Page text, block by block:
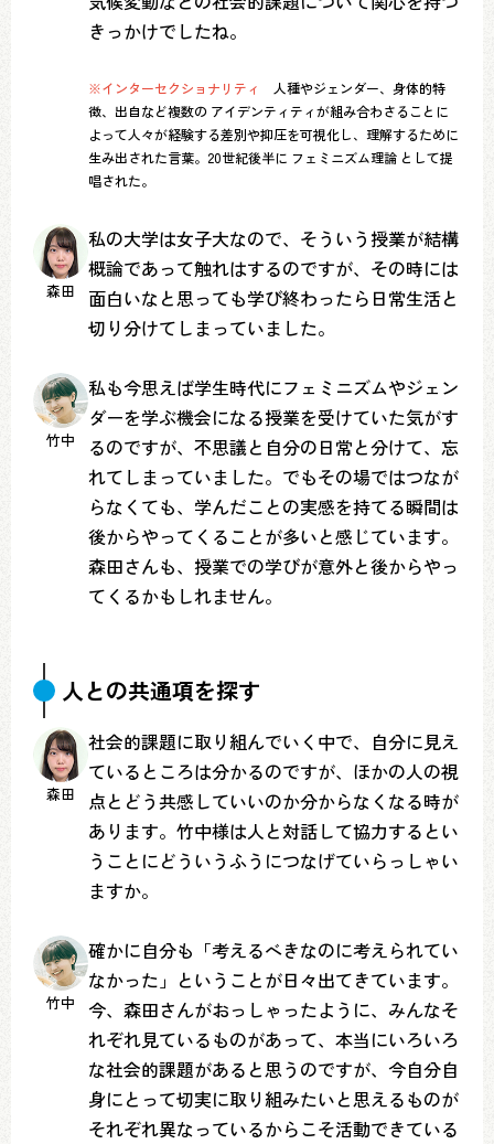
きっかけでしたね。
※インターセクショナリティ
人種やジェンダー、身体的特
徴、出自など複数の アイデンティティが組み合わさることに
よって人々が経験する差別や抑圧を可視化し、理解するために
生み出された言葉。20世紀後半に フェミニズム理論 として提
唱された。
森田
私の大学は女子大なので、そういう授業が結構
概論であって触れはするのですが、その時には
面白いなと思っても学び終わったら日常生活と
切り分けてしまっていました。
竹中
私も今思えば学生時代にフェミニズムやジェン
ダーを学ぶ機会になる授業を受けていた気がす
るのですが、不思議と自分の日常と分けて、忘
れてしまっていました。でもその場ではつなが
らなくても、学んだことの実感を持てる瞬間は
後からやってくることが多いと感じています。
森田さんも、授業での学びが意外と後からやっ
てくるかもしれません。
人との共通項を探す
森田
社会的課題に取り組んでいく中で、自分に見え
ているところは分かるのですが、ほかの人の視
点とどう共感していいのか分からなくなる時が
あります。竹中様は人と対話して協力するとい
うことにどういうふうにつなげていらっしゃい
ますか。
竹中
確かに自分も「考えるべきなのに考えられてい
なかった」ということが日々出てきています。
今、森田さんがおっしゃったように、みんなそ
れぞれ見ているものがあって、本当にいろいろ
な社会的課題があると思うのですが、今自分自
身にとって切実に取り組みたいと思えるものが
それぞれ異なっているからこそ活動できている